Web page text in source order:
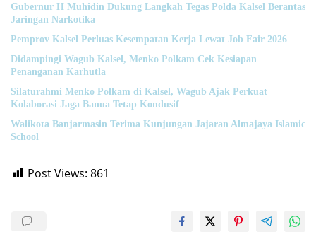
Gubernur H Muhidin Dukung Langkah Tegas Polda Kalsel Berantas
Jaringan Narkotika
Pemprov Kalsel Perluas Kesempatan Kerja Lewat Job Fair 2026
Didampingi Wagub Kalsel, Menko Polkam Cek Kesiapan
Penanganan Karhutla
Silaturahmi Menko Polkam di Kalsel, Wagub Ajak Perkuat
Kolaborasi Jaga Banua Tetap Kondusif
Walikota Banjarmasin Terima Kunjungan Jajaran Almajaya Islamic
School
Post Views: 861